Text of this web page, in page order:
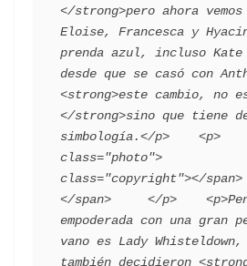
</strong>pero ahora
Eloise, Francesca y
prenda azul, incluso
desde que se casó con
<strong>este cambio, no
</strong>sino que tiene
simbología.</p>    <p>
class="photo">
class="copyright"></span>
</span>     </p>
empoderada con una gran
vano es Lady
también decidieron